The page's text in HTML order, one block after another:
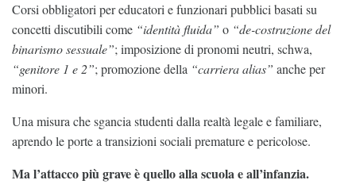
Corsi obbligatori per educatori e funzionari pubblici basati su
concetti discutibili come “identità fluida” o “de-costruzione del
binarismo sessuale”; imposizione di pronomi neutri, schwa,
“genitore 1 e 2”; promozione della “carriera alias” anche per
minori.
Una misura che sgancia studenti dalla realtà legale e familiare,
aprendo le porte a transizioni sociali premature e pericolose.
Ma l’attacco più grave è quello alla scuola e all’infanzia.